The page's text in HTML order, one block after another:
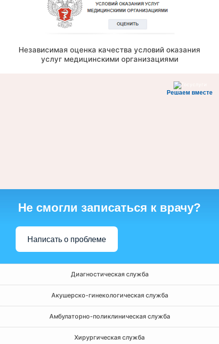
Независимая оценка качества условий оказания
услуг медицинскими организациями
Решаем вместе
Не смогли записаться к врачу?
Написать о проблеме
Диагностическая служба
Акушерско-гинекологическая служба
Амбулаторно-поликлиническая служба
Хирургическая служба